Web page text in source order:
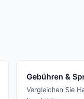
Gebühren &
Vergleichen Sie